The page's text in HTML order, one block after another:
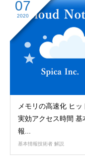
07
2020
メモリの高速化 ヒッ
実効アクセス時間 基
報...
基本情報技術者 解説